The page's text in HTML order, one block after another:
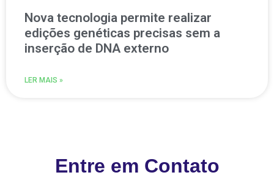
Nova tecnologia permite realizar
edições genéticas precisas sem a
inserção de DNA externo
LER MAIS »
Entre em Contato